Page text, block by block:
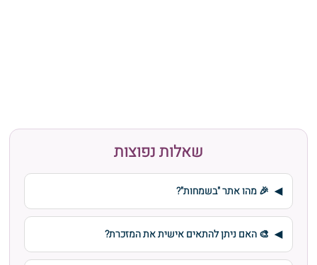
שאלות נפוצות
🎉 מהו אתר "בשמחות"?
🎨 האם ניתן להתאים אישית את המזכרת?